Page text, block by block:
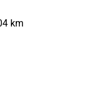
km